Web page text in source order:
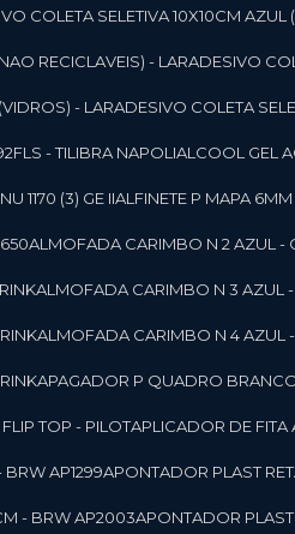
COLETA SELETIVA 10X10CM AZUL
RECICLAVEIS) - LAR ADESIVO
- LAR ADESIVO COLETA
- TILIBRA NAPOLI ALCOOL GEL
1170 (3) GE II ALFINETE P MAPA
ALMOFADA CARIMBO N 2 AZUL -
ALMOFADA CARIMBO N 3 AZUL
ALMOFADA CARIMBO N 4 AZUL
APAGADOR P QUADRO
TOP - PILOT APLICADOR DE
BRW AP1299 APONTADOR PLAST
- BRW AP2003 APONTADOR